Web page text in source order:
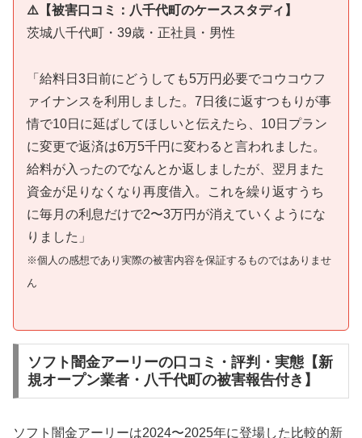
⚠️【被害口コミ：八千代町のケーススタディ】
茨城八千代町・39歳・正社員・男性
「給料日3日前にどうしても5万円必要でコウコウフ
ァイナンスを利用しました。7日後に返すつもりが事
情で10日に延ばしてほしいと伝えたら、10日プラン
に変更で返済は6万5千円に変わると言われました。
給料が入ったのでなんとか返しましたが、翌月また
資金が足りなくなり再度借入。これを繰り返すうち
に毎月の利息だけで2〜3万円が消えていくようにな
りました」
※個人の感想であり実際の被害内容を保証するものではありませ
ん
ソフト闇金アーリーの口コミ・評判・実態【新
規オープン業者・八千代町の被害報告付き】
ソフト闇金アーリーは2024〜2025年に登場した比較的新